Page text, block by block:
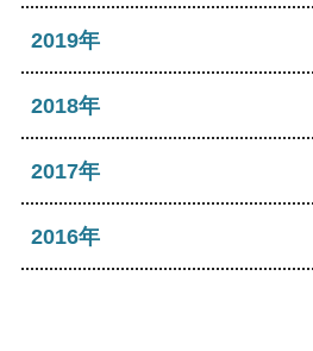
2025年06月
2025年04月
2025年02月
2024年07月
2024年06月
2024年04月
2023年08月
2023年07月
2023年06月
2023年04月
2022年10月
2022年08月
2022年07月
2022年06月
2021年10月
2021年08月
2021年07月
2020年12月
2020年10月
2020年08月
2019年
2019年12月
2019年10月
2018年
2018年12月
2018年10月
2017年
2017年12月
2016年